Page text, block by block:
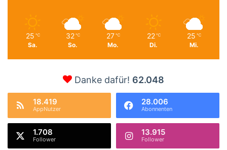
25 ℃
Sa.
32 ℃
So.
27 ℃
Mo.
22 ℃
Di.
25 ℃
Mi.
Danke dafür! 62.048
18.419
AppNutzer
28.006
Abonnenten
1.708
Follower
13.915
Follower